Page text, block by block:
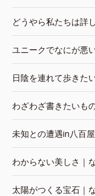
どうやら私たちは詳
ユニークでなにが悪
日陰を連れて歩きた
わざわざ書きたいも
未知との遭遇in八百
わからない美しさ｜
太陽がつくる宝石｜